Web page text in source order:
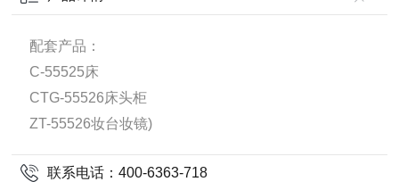
配套产品：
C-55525床
CTG-55526床头柜
ZT-55526妆台妆镜)
联系电话：400-6363-718